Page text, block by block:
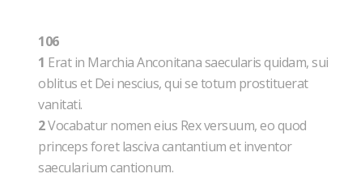
106
1 Erat in Marchia Anconitana saecularis quidam, sui
oblitus et Dei nescius, qui se totum prostituerat
vanitati.
2Vocabatur nomen eius Rex versuum, eo quod
princeps foret lasciva cantantium et inventor
saecularium cantionum.